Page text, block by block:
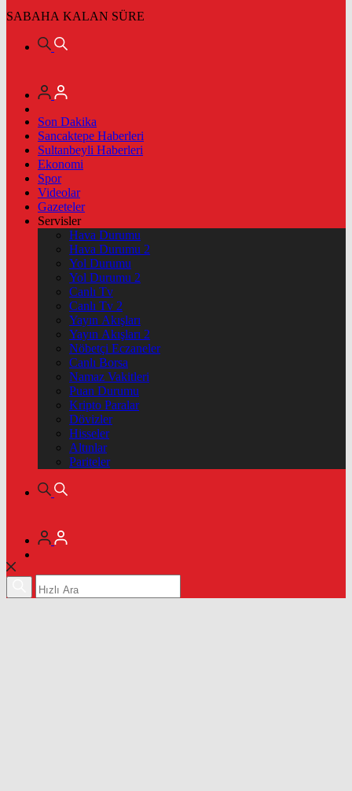
SABAHA KALAN SÜRE
Son Dakika
Sancaktepe Haberleri
Sultanbeyli Haberleri
Ekonomi
Spor
Videolar
Gazeteler
Servisler
Hava Durumu
Hava Durumu 2
Yol Durumu
Yol Durumu 2
Canlı Tv
Canlı Tv 2
Yayın Akışları
Yayın Akışları 2
Nöbetçi Eczaneler
Canlı Borsa
Namaz Vakitleri
Puan Durumu
Kripto Paralar
Dövizler
Hisseler
Altınlar
Pariteler